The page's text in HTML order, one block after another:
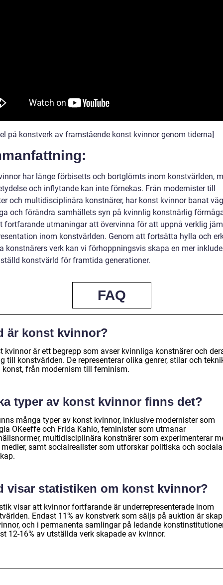
på konstverk av framstående konst kvinnor genom tiderna]
har länge förbisetts och bortglömts inom konstvärlden,
och inflytande kan inte förnekas. Från modernister till
och multidisciplinära konstnärer, har konst kvinnor banat
och förändra samhällets syn på kvinnlig konstnärlig
fortfarande utmaningar att övervinna för att uppnå verklig
inom konstvärlden. Genom att fortsätta hylla och
konstnärers verk kan vi förhoppningsvis skapa en mer
konstvärld för framtida generationer.
FAQ
är konst kvinnor?
kvinnor är ett begrepp som avser kvinnliga konstnärer och
till konstvärlden. De representerar olika genrer, stilar och
konst, från modernism till feminism.
typer av konst kvinnor finns det?
många typer av konst kvinnor, inklusive modernister som
OKeeffe och Frida Kahlo, feminister som utmanar
multidisciplinära konstnärer som experimenterar
samt socialrealister som utforskar politiska och sociala
visar statistiken om konst kvinnor?
visar att kvinnor fortfarande är underrepresenterade inom
Endast 11% av konstverk som säljs på auktion är
och i permanenta samlingar på ledande
12-16% av utställda verk skapade av kvinnor.